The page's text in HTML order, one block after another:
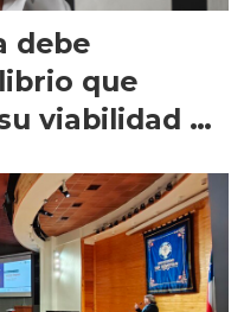
debe
que
viabilidad de